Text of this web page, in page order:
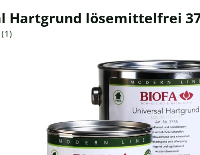
Hartgrund lösemittelfrei
(1)